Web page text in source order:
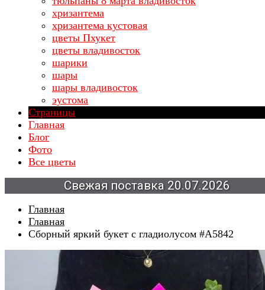
хризантема
хризантема кустовая
цветы Пхукет
цветы владивосток
шарики
шары
шары владивосток
эустома
Страницы
Главная
Блог
Фото
Все цветы
Свежая поставка 20.07.2026
Главная
Главная
Сборный яркий букет с гладиолусом #A5842